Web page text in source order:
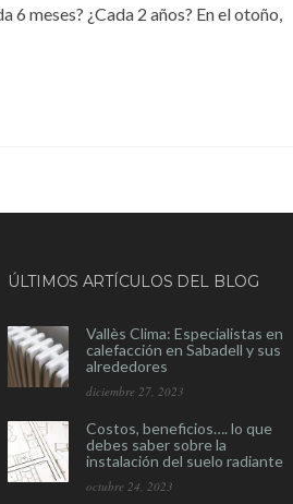
meses? ¿Cada 2 años? En el otoño,
ÚLTIMOS ARTÍCULOS DEL BLOG
Vallès Clima: Especialistas en
calefacción en Sabadell y sus
alrededores
diciembre 27, 2023
Costos, beneficios…. lo que
debes saber sobre la
instalación del suelo radiante
octubre 24, 2023